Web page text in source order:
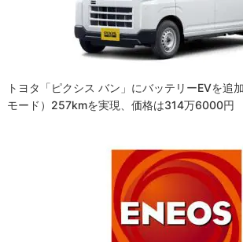
トヨタ「ピクシス バン」にバッテリーEVを追
モード）257kmを実現、価格は314万6000円